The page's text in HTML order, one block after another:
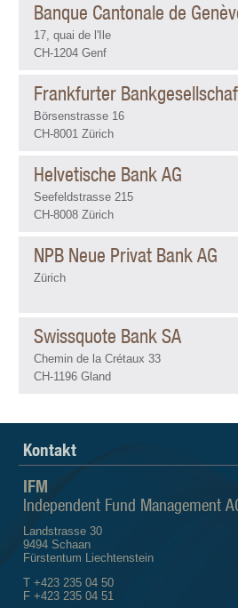
Banque Cantonale de
17, quai de l'Ile
CH-1204 Genf
Frankfurter
Börsenstrasse 16
CH-8001 Zürich
Helvetische Bank AG
Seefeldstrasse 215
CH-8008 Zürich
NPB Neue Privat Bank AG
Zürich
Swissquote Bank SA
Chemin de la Crétaux 33
CH-1196 Gland
Kontakt
IFM
Independent Fund Management
Landstrasse 30
9494 Schaan
Fürstentum Liechtenstein
T +423 235 04 50
F +423 235 04 51